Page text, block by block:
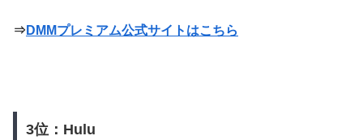
⇒ DMMプレミアム公式サイトはこちら
3位：Hulu